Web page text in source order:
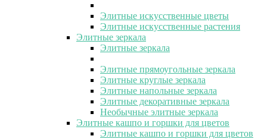
Элитные искусственные цветы
Элитные искусственные растения
Элитные зеркала
Элитные зеркала
Элитные прямоугольные зеркала
Элитные круглые зеркала
Элитные напольные зеркала
Элитные декоративные зеркала
Необычные элитные зеркала
Элитные кашпо и горшки для цветов
Элитные кашпо и горшки для цветов